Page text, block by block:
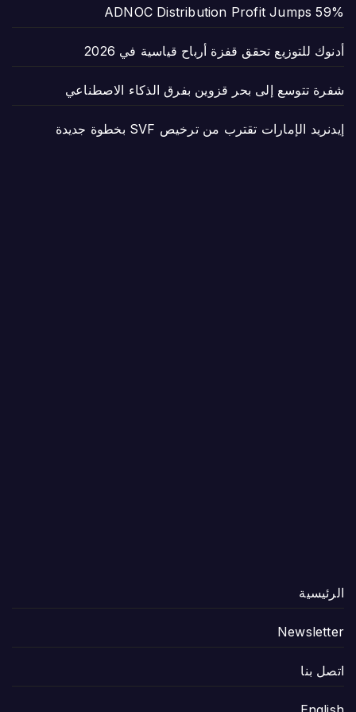
ADNOC Distribution Profit Jumps 59%
أدنوك للتوزيع تحقق قفزة أرباح قياسية في 2026
شفرة تتوسع إلى بحر قزوين بفرق الذكاء الاصطناعي
إيدنريد الإمارات تقترب من ترخيص SVF بخطوة جديدة
الرئيسية
Newsletter
اتصل بنا